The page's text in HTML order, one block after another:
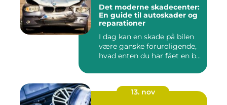
Det moderne skadecenter:
En guide til autoskader og
reparationer
I dag kan en skade på bilen
være ganske foruroligende,
hvad enten du har fået en b...
13. nov